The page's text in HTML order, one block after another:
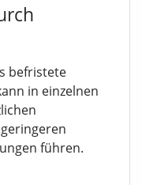
befristete
in einzelnen
führen.